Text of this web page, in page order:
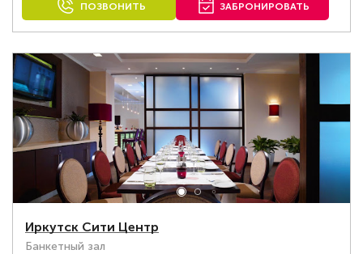
ПОЗВОНИТЬ ЗАБРОНИРОВАТЬ
Иркутск Сити Центр
Банкетный зал